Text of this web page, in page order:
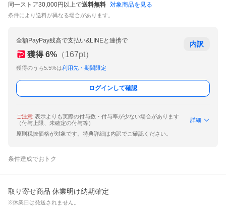
同一ストア30,000円以上で送料無料 対象商品を見る
条件により送料が異なる場合があります。
全額PayPay残高で支払い&LINEと連携で
獲得 6% （167pt）
獲得のうち5.5%は利用先・期間限定
内訳
ログインして確認
ご注意 表示よりも実際の付与数・付与率が少ない場合があります
（付与上限、未確定の付与等）
詳細
原則税抜価格が対象です。特典詳細は内訳でご確認ください。
条件達成でおトク
取り寄せ商品 休業明け納期確定
※休業日は発送されません。